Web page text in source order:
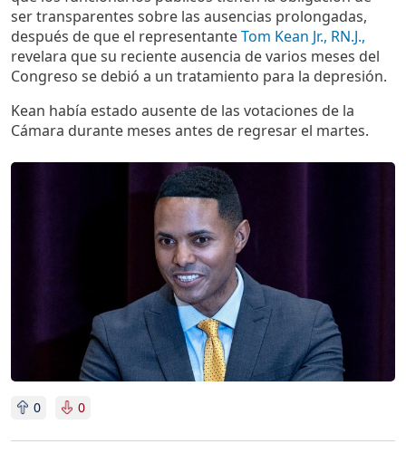
ser transparentes sobre las ausencias prolongadas,
después de que el representanteTom Kean Jr., RN.J.,
revelara que su reciente ausencia de varios meses del
Congreso se debió a un tratamiento para la depresión.
Kean había estado ausente de las votaciones de la
Cámara durante meses antes de regresar el martes.
Imagen
0 0